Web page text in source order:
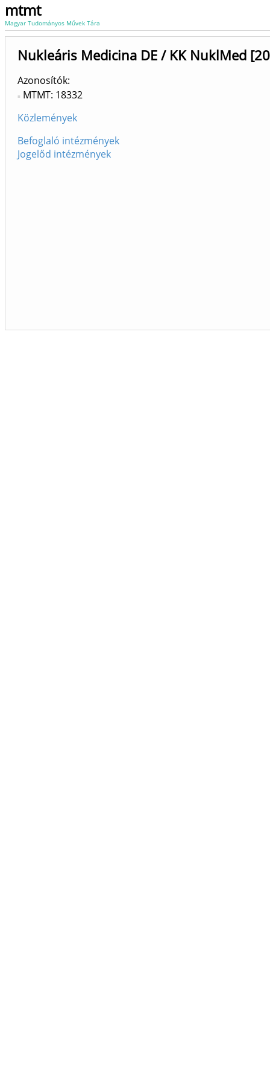
mtmt
Magyar Tudományos Művek Tára
Nukleáris Medicina DE / KK NuklMed
Azonosítók
MTMT: 18332
Közlemények
Befoglaló intézmények
Jogelőd intézmények